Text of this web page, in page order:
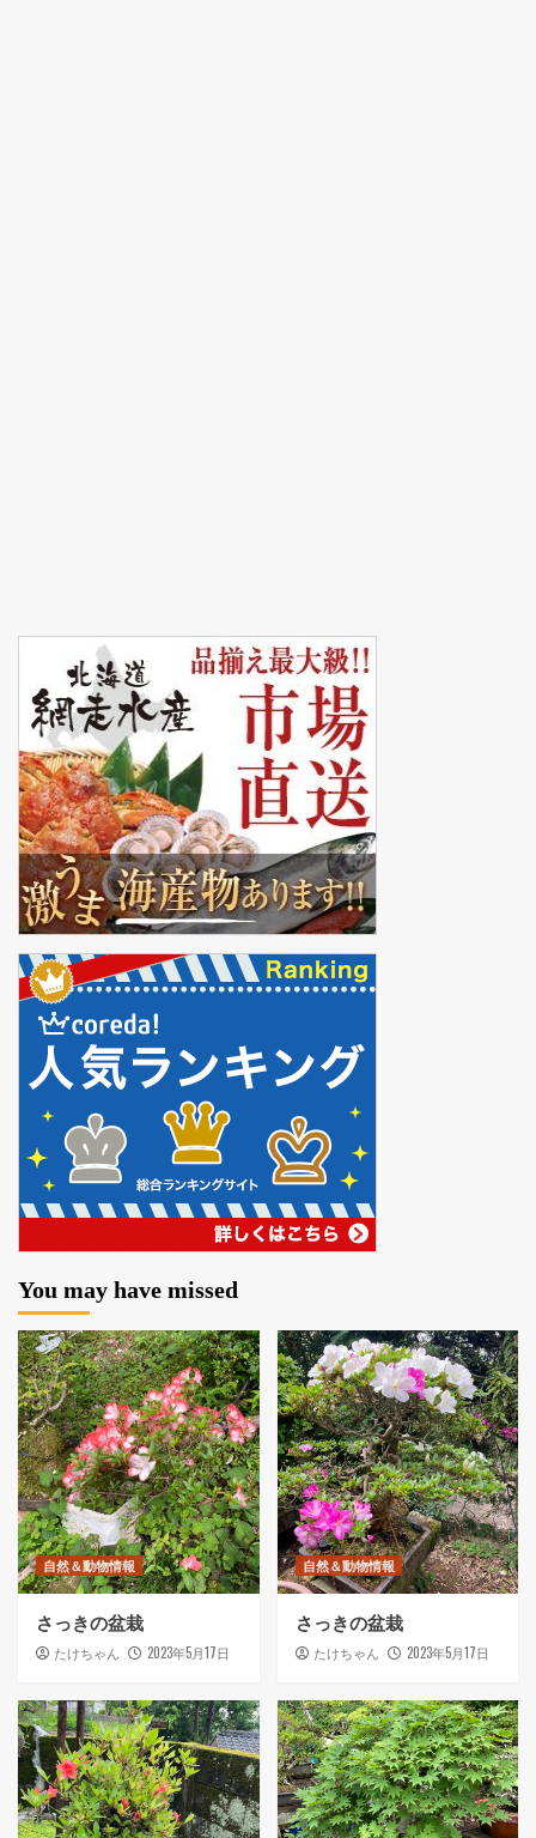
You may have missed
自然＆動物情報
さっきの盆栽
たけちゃん 2023年5月17日
自然＆動物情報
さっきの盆栽
たけちゃん 2023年5月17日